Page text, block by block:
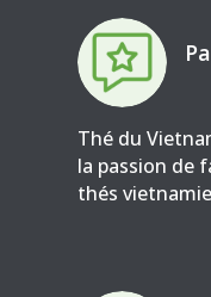
Thé du
la passion de
thés